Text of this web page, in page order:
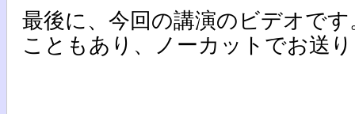
最後に、今回の講演のビデオで
こともあり、ノーカットでお送